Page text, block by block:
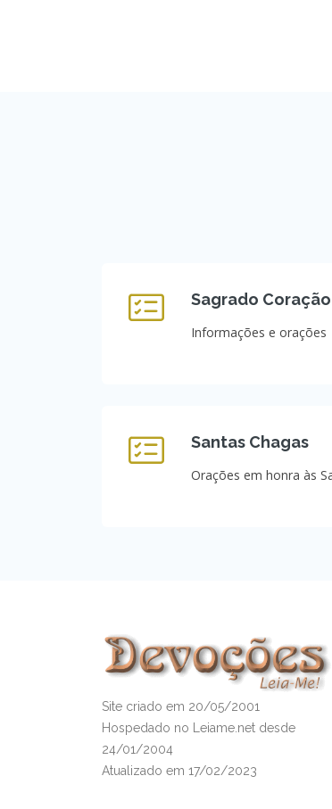
Sagrado
Informações e orações
Santas Chagas
Orações em honra às
Site criado em 20/05/2001
Hospedado no Leiame.net desde
24/01/2004
Atualizado em 17/02/2023